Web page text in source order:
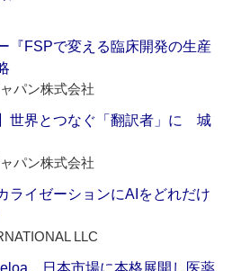
『FSPで変える臨床開発の生産
パン株式会社
世界とつなぐ「翻訳者」に 城
パン株式会社
ライゼーションにAIをどれだけ
LLC